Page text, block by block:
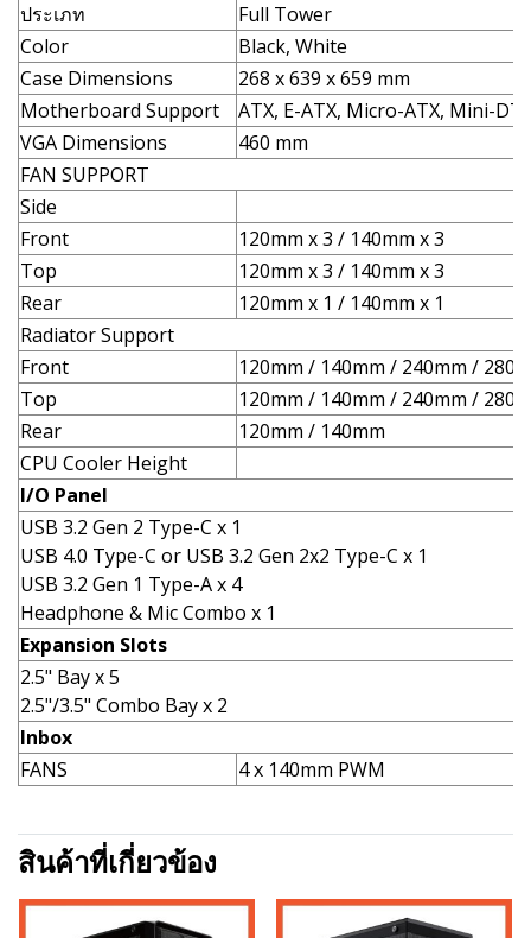
ประเภท
Full Tower
Color
Black, White
Case Dimensions
268 x 639 x 659 mm
Motherboard Support
ATX, E-ATX, Micro-ATX, Mini-
VGA Dimensions
460 mm
FAN SUPPORT
Side
Front
120mm x 3 / 140mm x 3
Top
120mm x 3 / 140mm x 3
Rear
120mm x 1 / 140mm x 1
Radiator Support
Front
120mm / 140mm / 240mm /
Top
120mm / 140mm / 240mm /
Rear
120mm / 140mm
CPU Cooler Height
I/O Panel
USB 3.2 Gen 2 Type-C x 1
USB 4.0 Type-C or USB 3.2 Gen 2x2 Type-C x 1
USB 3.2 Gen 1 Type-A x 4
Headphone & Mic Combo x 1
Expansion Slots
2.5" Bay x 5
2.5"/3.5" Combo Bay x 2
Inbox
FANS
4 x 140mm PWM
สินค้าที่เกี่ยวข้อง